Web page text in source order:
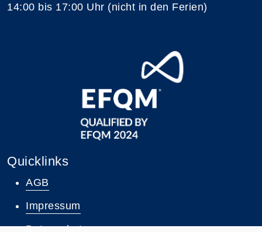
14:00 bis 17:00 Uhr (nicht in den Ferien)
Quicklinks
AGB
Impressum
Datenschutz